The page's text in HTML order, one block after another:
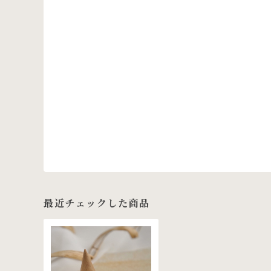
最近チェックした商品